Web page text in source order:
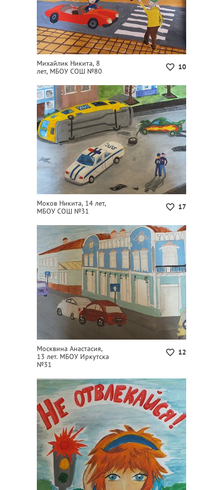
10
Михайлик Никита, 8
лет, МБОУ СОШ №80
17
Моков Никита, 14 лет,
МБОУ СОШ №31
12
Москвина Анастасия,
13 лет. МБОУ Иркутска
№31